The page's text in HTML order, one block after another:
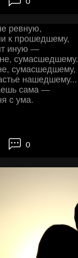
0
ревную,
к прошедшему,
иную —
сумасшедшему.
сумасшедшему,
нашедшему...
сама —
с ума.
0